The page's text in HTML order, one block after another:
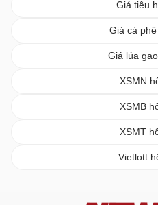
Giá tiêu
Giá cà
Giá lúa
XSMN
XSMB
XSMT
Vietlott